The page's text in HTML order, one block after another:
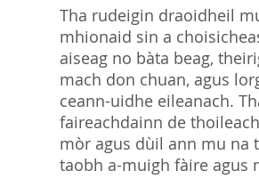
Tha rudeigin draoidheil
mhionaid sin a
aiseag no bàta beag,
mach don chuan, agus
ceann-uidhe eileanach.
faireachdainn de
mòr agus dùil ann mu na
taobh a-muigh fàire agus